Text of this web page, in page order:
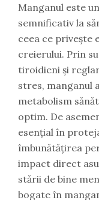
Manganul este
semnificativ la
ceea ce privește
creierului. Prin
tiroidieni și
stres, manganul
metabolism
optim. De
esențial în
îmbunătățirea
impact direct
stării de bine
bogate în